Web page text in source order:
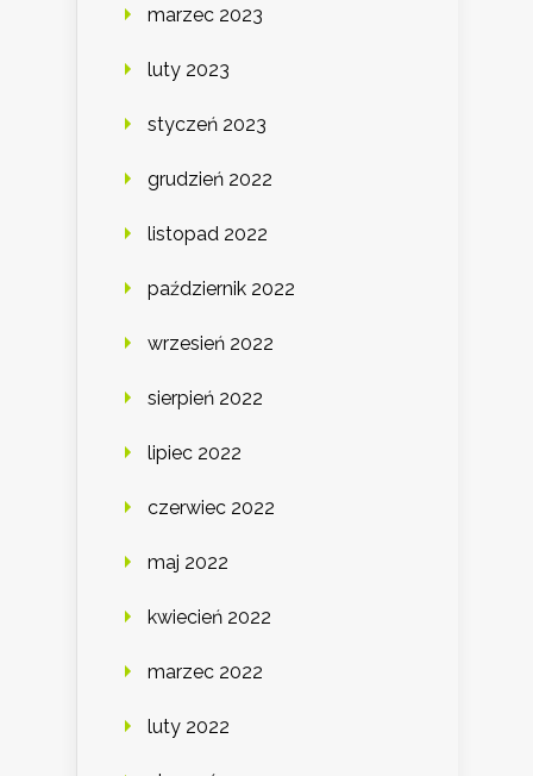
marzec 2023
luty 2023
styczeń 2023
grudzień 2022
listopad 2022
październik 2022
wrzesień 2022
sierpień 2022
lipiec 2022
czerwiec 2022
maj 2022
kwiecień 2022
marzec 2022
luty 2022